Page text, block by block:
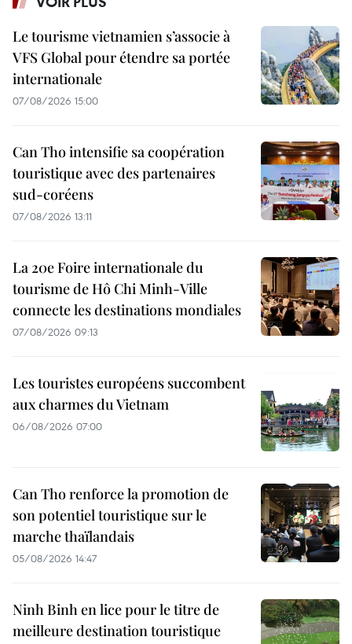
Le tourisme vietnamien s’associe à
VFS Global pour étendre sa portée
internationale
07/08/2026 15:00
Can Tho intensifie sa coopération
touristique avec des partenaires
sud-coréens
07/08/2026 13:11
La 20e Foire internationale du
tourisme de Hô Chi Minh-Ville
connecte les destinations mondiales
07/08/2026 09:13
Les touristes européens succombent
aux charmes du Vietnam
06/08/2026 07:00
Can Tho renforce la promotion de
son potentiel touristique sur le
marche thaïlandais
05/08/2026 14:47
Ninh Binh en lice pour le titre de
meilleure destination touristique